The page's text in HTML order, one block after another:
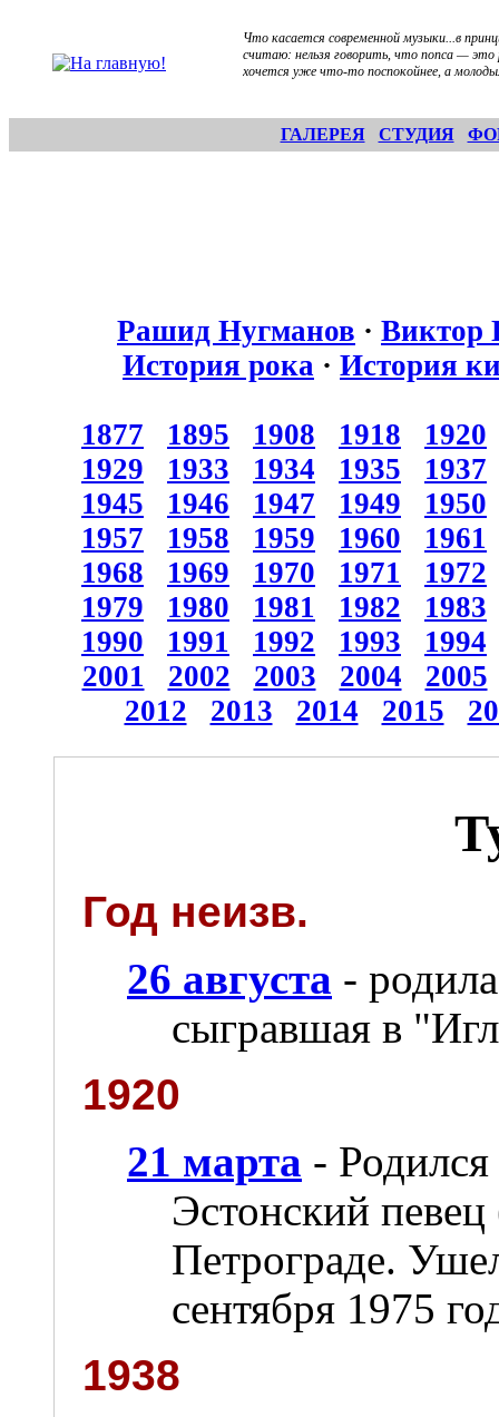
Что касается современной музыки...в
считаю: нельзя говорить, что попса —
хочется уже что-то поспокойнее, а
ГАЛЕРЕЯ СТУДИЯ
Рашид Нугманов · Виктор
История рока · История
1877 1895 1908 1918
1920
1929
1933 1934 1935
1937
1945
1946 1947 1949
1950
1957
1958 1959 1960
1961
1968
1969 1970 1971
1972
1979
1980 1981 1982
1983
1990
1991 1992 1993
1994
2001
2002 2003 2004
2005
2012
2013 2014 2015
Год неизв.
26 августа -
сыгравшая в
1920
21 марта -
Эстонский
Петрограде.
сентября 1975
1938